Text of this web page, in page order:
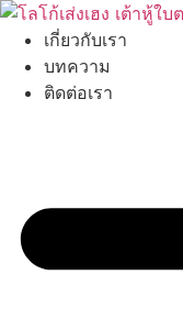
Skip
content
เกี่ยวกับเรา
บทความ
ติดต่อเรา